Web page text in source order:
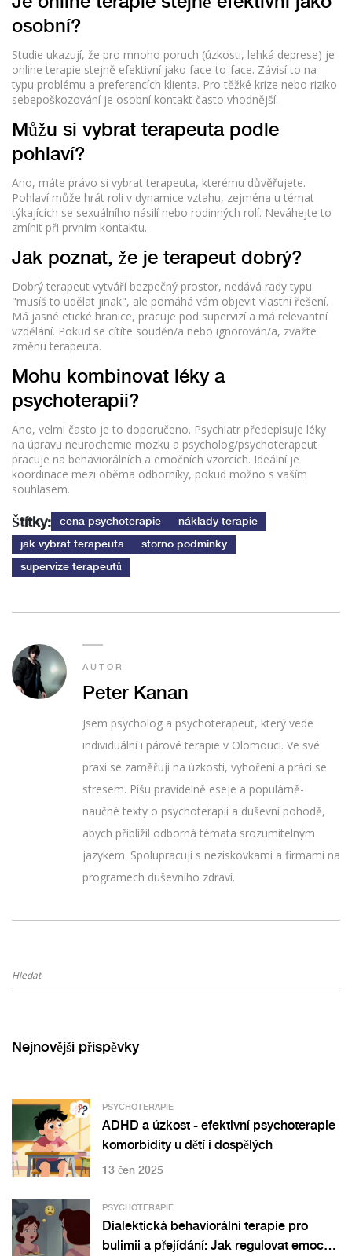
osobní?
Studie ukazují, že pro mnoho poruch (úzkosti, lehká deprese) je
online terapie stejně efektivní jako face-to-face. Závisí to na
typu problému a preferencích klienta. Pro těžké krize nebo riziko
sebepoškozování je osobní kontakt často vhodnější.
Můžu si vybrat terapeuta podle
pohlaví?
Ano, máte právo si vybrat terapeuta, kterému důvěřujete.
Pohlaví může hrát roli v dynamice vztahu, zejména u témat
týkajících se sexuálního násilí nebo rodinných rolí. Neváhejte to
zmínit při prvním kontaktu.
Jak poznat, že je terapeut dobrý?
Dobrý terapeut vytváří bezpečný prostor, nedává rady typu
"musíš to udělat jinak", ale pomáhá vám objevit vlastní řešení.
Má jasné etické hranice, pracuje pod supervizí a má relevantní
vzdělání. Pokud se cítíte souděn/a nebo ignorován/a, zvažte
změnu terapeuta.
Mohu kombinovat léky a
psychoterapii?
Ano, velmi často je to doporučeno. Psychiatr předepisuje léky
na úpravu neurochemie mozku a psycholog/psychoterapeut
pracuje na behaviorálních a emočních vzorcích. Ideální je
koordinace mezi oběma odborníky, pokud možno s vaším
souhlasem.
Štítky: cena psychoterapie náklady terapie
jak vybrat terapeuta storno podmínky
supervize terapeutů
AUTOR
Peter Kanan
Jsem psycholog a psychoterapeut, který vede
individuální i párové terapie v Olomouci. Ve své
praxi se zaměřuji na úzkosti, vyhoření a práci se
stresem. Píšu pravidelně eseje a populárně-
naučné texty o psychoterapii a duševní pohodě,
abych přiblížil odborná témata srozumitelným
jazykem. Spolupracuji s neziskovkami a firmami na
programech duševního zdraví.
Nejnovější příspěvky
PSYCHOTERAPIE
ADHD a úzkost - efektivní psychoterapie
komorbidity u dětí i dospělých
13 čen 2025
PSYCHOTERAPIE
Dialektická behaviorální terapie pro
bulimii a přejídání: Jak regulovat emoce